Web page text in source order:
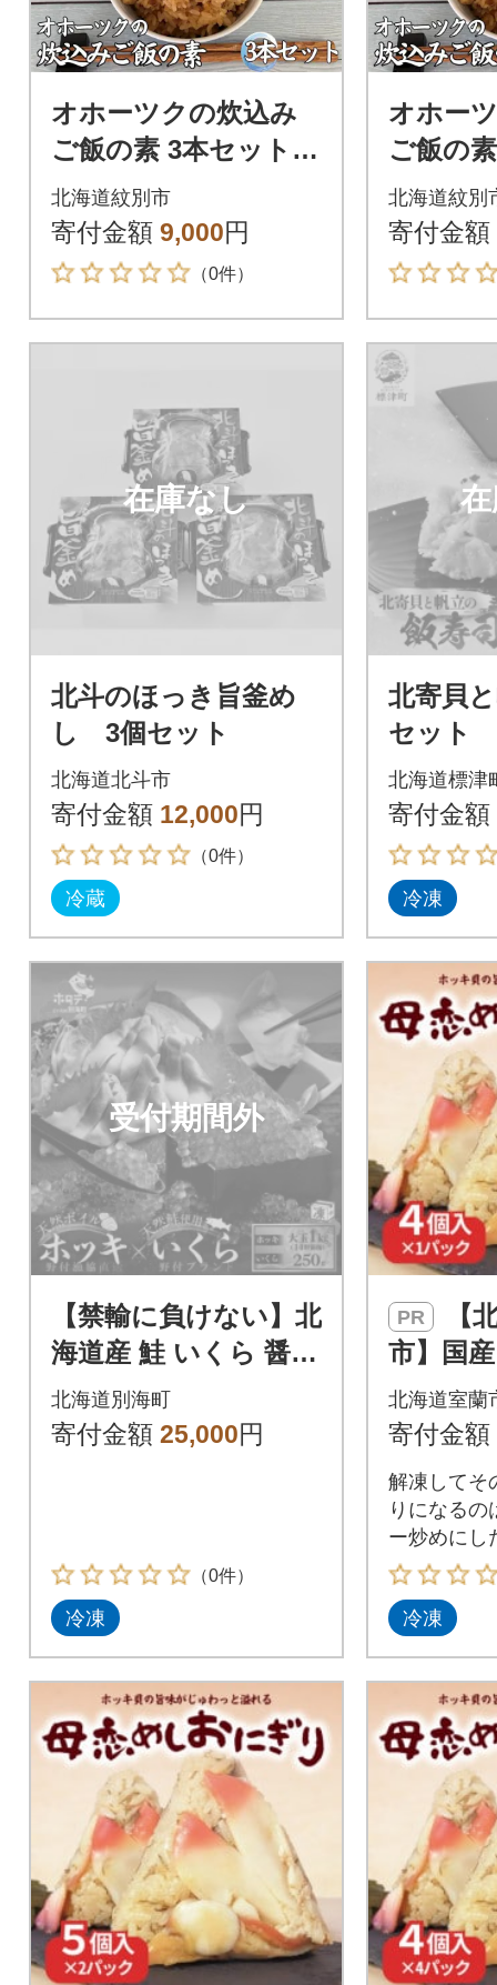
オホーツクの炊込み
ご飯の素 3本セット
(ほたて たこ 貝三昧)
北海道紋別市
寄付金額 9,000円
（0件）
オホー
ご飯の
(ほたて
北海道紋別
寄付金額
在庫なし
北斗のほっき旨釜め
し 3個セット
北海道北斗市
寄付金額 12,000円
（0件）
冷蔵
北寄貝
セット
キ 帆立
発酵 い
ト 贈答
北海道標津
寄付金額
冷凍
受付期間外
【禁輸に負けない】北
海道産 鮭 いくら 醤油
漬け 250g と ホッキ
貝 1kg 天然 ボイル 海
北海道別海町
寄付金額 25,000円
（0件）
冷凍
PR
市】国
ッキ貝
飯のお
北海道室蘭
寄付金額
解凍してそ
りになるの
ー炒めにし
りとアレン
冷凍